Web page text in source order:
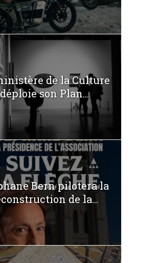
de la Culture
déploie son Plan...
Bern pilotera la
de la...